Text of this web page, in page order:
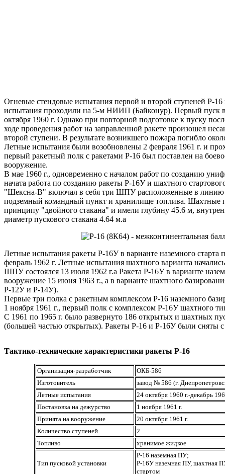
Огневые стендовые испытания первой и второй ступеней Р-16
испытания проходили на 5-м НИИП (Байконур). Первый пуск
октября 1960 г. Однако при повторной подготовке к пуску
ходе проведения работ на заправленной ракете произошел
второй ступени. В результате возникшего пожара погибло
Летные испытания были возобновлены 2 февраля 1961 г. и
первый ракетный полк с ракетами Р-16 был поставлен на
вооружение.
В мае 1960 г., одновременно с началом работ по созданию
начата работа по созданию ракеты Р-16У и шахтного
"Шексна-В" включал в себя три ШПУ расположенные в линию
подземный командный пункт и хранилище топлива. Шахтные
принципу "двойного стакана" и имели глубину 45.6 м,
диаметр пускового стакана 4.64 м.а
Летные испытания ракеты Р-16У в варианте наземного старта
февраль 1962 г. Летные испытания шахтного варианта
ШПУ состоялся 13 июля 1962 г.а Ракета Р-16У в варианте
вооружение 15 июня 1963 г., а в варианте шахтного
Р-12У и Р-14У).
Первые три полка с ракетным комплексом Р-16 наземного
1 ноября 1961 г., первый полк с комплексом Р-16У шахтного
С 1961 по 1965 г. было развернуто 186 открытых и шахтных
(большей частью открытых). Ракеты Р-16 и Р-16У были сняты с
Тактико-технические характеристики ракеты Р-16
Организация-разработчик
ОКБ-586
Изготовитель
завод № 586 (г.
Летные испытания
24 октября 1960 г.-декабрь
Постановка на дежурство
1 ноября 1961 г.
Принята на вооружение
20 октября 1961 г.
Количество ступеней
2
Топливо
хранимое жидкое
Тип пусковой установки
Р-16 наземная ПУ;
Р-16У наземная ПУ, шахтная
стартом